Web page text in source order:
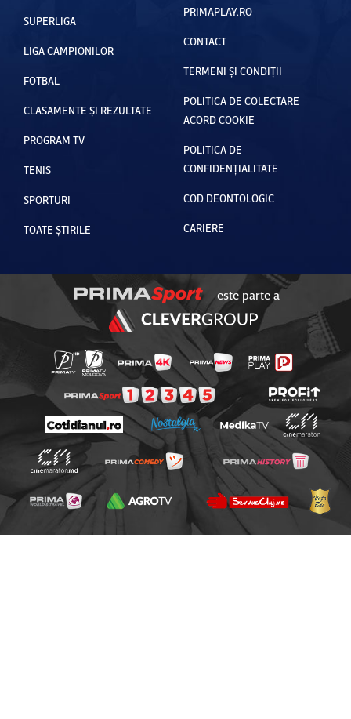
SUPERLIGA
LIGA CAMPIONILOR
FOTBAL
CLASAMENTE ȘI REZULTATE
PROGRAM TV
TENIS
SPORTURI
TOATE ȘTIRILE
PRIMAPLAY.RO
CONTACT
TERMENI ȘI CONDIȚII
POLITICA DE COLECTARE
ACORD COOKIE
POLITICA DE
CONFIDENȚIALITATE
COD DEONTOLOGIC
CARIERE
este parte a